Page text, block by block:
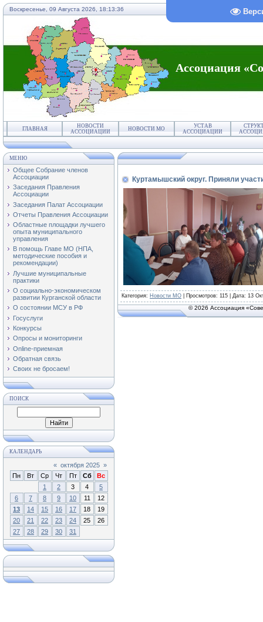
Воскресенье, 09 Августа 2026, 18:13:36
Ассоциация
ГЛАВНАЯ
НОВОСТИ
АССОЦИАЦИИ
НОВОСТИ МО
УСТАВ
АССОЦИАЦИИ
МЕНЮ
Общее Собрание членов
Ассоциации
Заседания Правления
Ассоциации
Заседания Палат Ассоциации
Отчеты Правления Ассоциации
Областные площадки лучшего
опыта муниципального
управления
В помощь Главе МО (НПА,
методические пособия и
рекомендации)
Лучшие муниципальные
практики
О социально-экономическом
развитии Курганской области
О состоянии МСУ в РФ
Госуслуги
Конкурсы
Опросы и мониторинги
Online-приемная
Обратная связь
Своих не бросаем!
ПОИСК
КАЛЕНДАРЬ
« октября 2025 »
Пн
Вт Ср Чт Пт Сб
Вс
1
2 3 4
5
6
7 8 9 10 11
12
13
14 15 16 17 18
19
20
21 22 23 24 25
26
27
28 29 30 31
Куртамышский округ. Приняли
Категория: Новости МО Просмотров: 115 | Дата: 13
© 2026 Ассоциация